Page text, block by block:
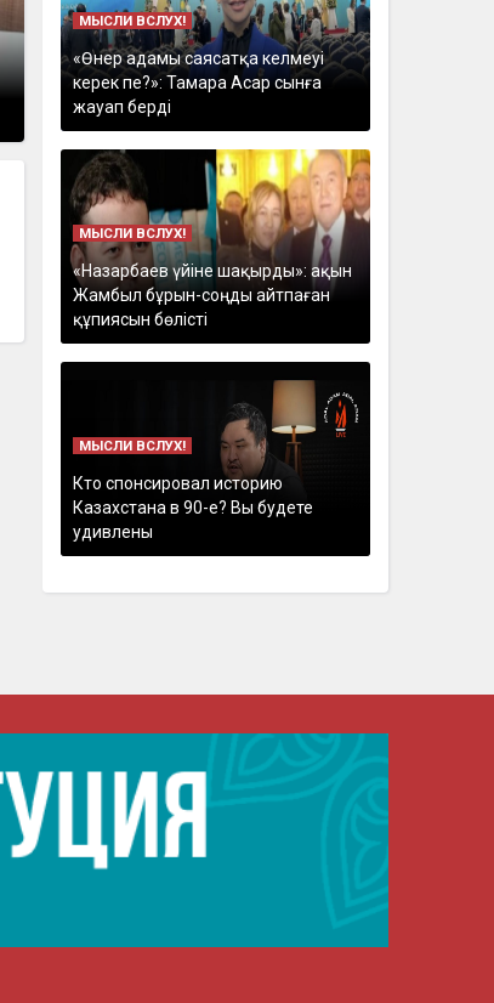
МЫСЛИ ВСЛУХ!
«Өнер адамы саясатқа келмеуі
керек пе?»: Тамара Асар сынға
жауап берді
МЫСЛИ ВСЛУХ!
«Назарбаев үйіне шақырды»: ақын
Жамбыл бұрын-соңды айтпаған
құпиясын бөлісті
МЫСЛИ ВСЛУХ!
Кто спонсировал историю
Казахстана в 90-е? Вы будете
удивлены